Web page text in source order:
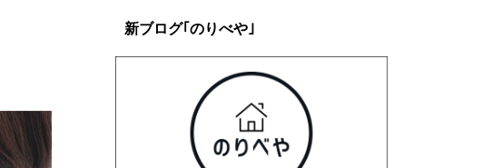
新ブログ｢のりべや｣